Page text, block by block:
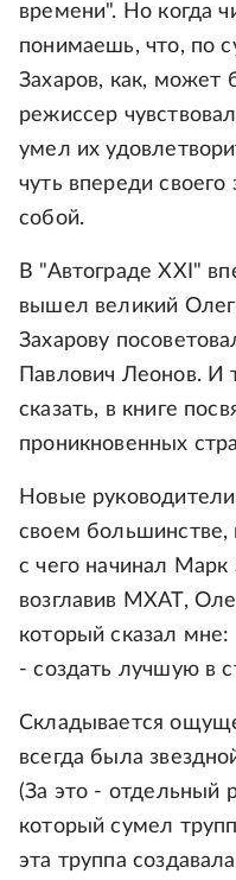
времени". Но когда
понимаешь, что, по
Захаров, как, может
режиссер
умел их
чуть впереди своего
собой.
В "Автограде XXI"
вышел великий Олег
Захарову
Павлович Леонов. И
сказать, в книге
проникновенных
Новые
своем большинстве,
с чего начинал Марк
возглавив МХАТ,
который сказал мне:
- создать лучшую в
Складывается
всегда была
(За это - отдельный
который сумел
эта труппа